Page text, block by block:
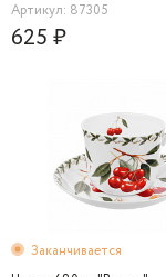
Артикул: 87305
625 ₽
Заканчивается